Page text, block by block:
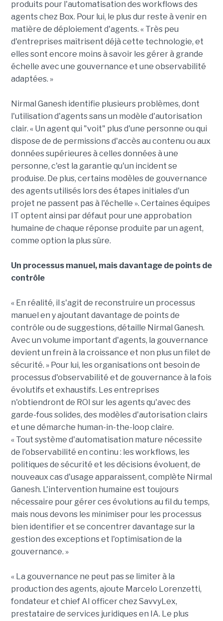
produits pour l'automatisation des workflows des
agents chez Box. Pour lui, le plus dur reste à venir en
matière de déploiement d'agents. « Très peu
d'entreprises maîtrisent déjà cette technologie, et
elles sont encore moins à savoir les gérer à grande
échelle avec une gouvernance et une observabilité
adaptées. »
Nirmal Ganesh identifie plusieurs problèmes, dont
l'utilisation d'agents sans un modèle d'autorisation
clair. « Un agent qui "voit" plus d'une personne ou qui
dispose de de permissions d'accès au contenu ou aux
données supérieures à celles données à une
personne, c'est la garantie qu'un incident se
produise. De plus, certains modèles de gouvernance
des agents utilisés lors des étapes initiales d'un
projet ne passent pas à l'échelle ». Certaines équipes
IT optent ainsi par défaut pour une approbation
humaine de chaque réponse produite par un agent,
comme option la plus sûre.
Un processus manuel, mais davantage de points de
contrôle
« En réalité, il s'agit de reconstruire un processus
manuel en y ajoutant davantage de points de
contrôle ou de suggestions, détaille Nirmal Ganesh.
Avec un volume important d'agents, la gouvernance
devient un frein à la croissance et non plus un filet de
sécurité. » Pour lui, les organisations ont besoin de
processus d'observabilité et de gouvernance à la fois
évolutifs et exhaustifs. Les entreprises
n'obtiendront de ROI sur les agents qu'avec des
garde-fous solides, des modèles d'autorisation clairs
et une démarche human-in-the-loop claire.
« Tout système d'automatisation mature nécessite
de l'observabilité en continu : les workflows, les
politiques de sécurité et les décisions évoluent, de
nouveaux cas d'usage apparaissent, complète Nirmal
Ganesh. L'intervention humaine est toujours
nécessaire pour gérer ces évolutions au fil du temps,
mais nous devons les minimiser pour les processus
bien identifier et se concentrer davantage sur la
gestion des exceptions et l'optimisation de la
gouvernance. »
« La gouvernance ne peut pas se limiter à la
production des agents, ajoute Marcelo Lorenzetti,
fondateur et chief AI officer chez SavvyLex,
prestataire de services juridiques en IA. Le plus